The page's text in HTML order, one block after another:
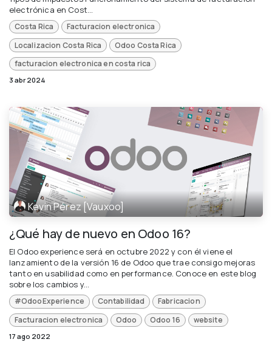
electrónica en Cost...
Costa Rica
Facturacion electronica
Localizacion Costa Rica
Odoo Costa Rica
facturacion electronica en costa rica
3 abr 2024
Kevin Pérez [Vauxoo]
¿Qué hay de nuevo en Odoo 16?
El Odoo experience será en octubre 2022 y con él viene el
lanzamiento de la versión 16 de Odoo que trae consigo mejoras
tanto en usabilidad como en performance. Conoce en este blog
sobre los cambios y...
#OdooExperience Contabilidad
Fabricacion
Facturacion electronica
Odoo Odoo 16 website
17 ago 2022